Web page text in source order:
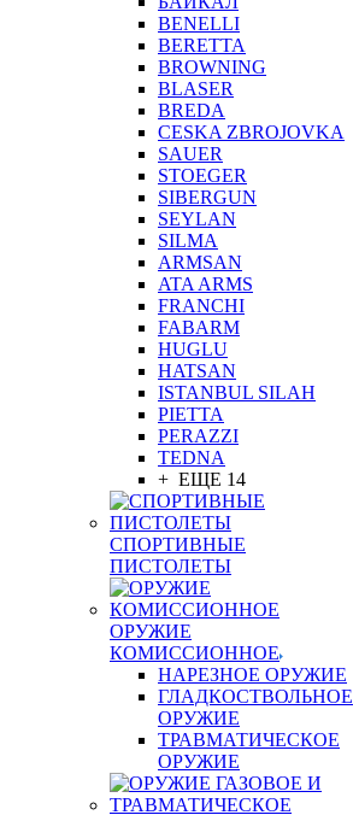
BENELLI
BERETTA
BROWNING
BLASER
BREDA
CESKA ZBROJOVKA
SAUER
STOEGER
SIBERGUN
SEYLAN
SILMA
ARMSAN
ATA ARMS
FRANCHI
FABARM
HUGLU
HATSAN
ISTANBUL SILAH
PIETTA
PERAZZI
TEDNA
+ ЕЩЕ 14
СПОРТИВНЫЕ
ПИСТОЛЕТЫ
ОРУЖИЕ
КОМИССИОННОЕ
НАРЕЗНОЕ ОРУЖИЕ
ГЛАДКОСТВОЛЬНОЕ
ОРУЖИЕ
ТРАВМАТИЧЕСКОЕ
ОРУЖИЕ